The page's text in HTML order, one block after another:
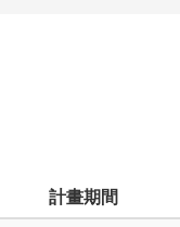
計畫期間